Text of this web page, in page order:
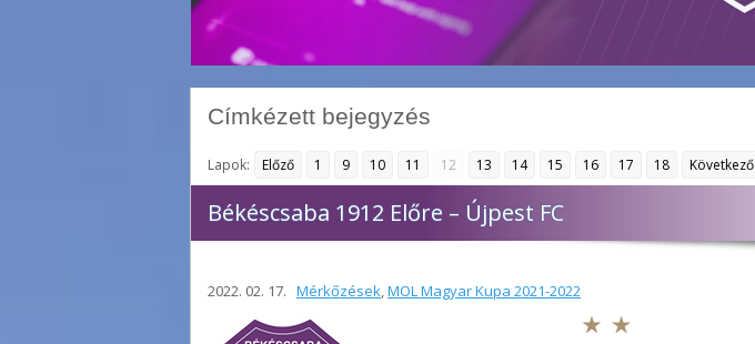
Címkézett bejegyzés
Lapok: Előző 1 9 10 11 12 13 14 15 16 17 18 Következő
Békéscsaba 1912 Előre – Újpest FC
2022. 02. 17. Mérkőzések,MOL Magyar Kupa 2021-2022